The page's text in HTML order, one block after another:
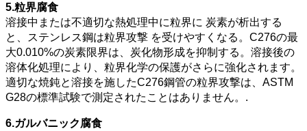
5.粒界腐食
溶接中または不適切な熱処理中に粒界に 炭素が析出する
と、ステンレス鋼は粒界攻撃 を受けやすくなる。C276の最
大0.010%の炭素限界は、炭化物形成を抑制する。溶接後の
溶体化処理により、粒界化学の保護がさらに強化されます。
適切な焼鈍と溶接を施したC276鋼管の粒界攻撃は、ASTM
G28の標準試験で測定されたことはありません。.
6.ガルバニック腐食